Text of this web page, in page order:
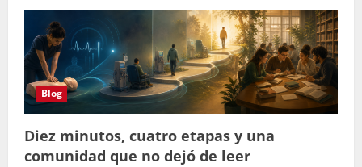
Blog
Diez minutos, cuatro etapas y una
comunidad que no dejó de leer